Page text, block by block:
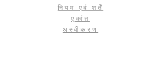
नियम एवं शर्तें
एकांत
अस्वीकरण